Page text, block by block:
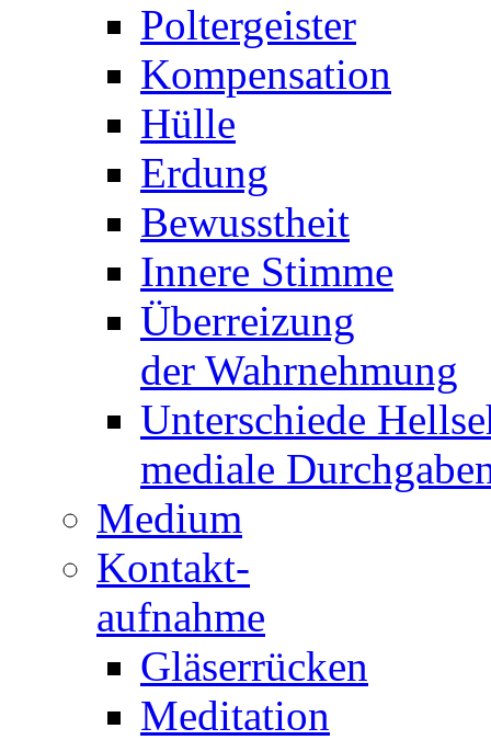
Poltergeister
Kompensation
Hülle
Erdung
Bewusstheit
Innere Stimme
Überreizung
der Wahrnehmung
Unterschiede
mediale
Medium
Kontakt-
aufnahme
Gläserrücken
Meditation